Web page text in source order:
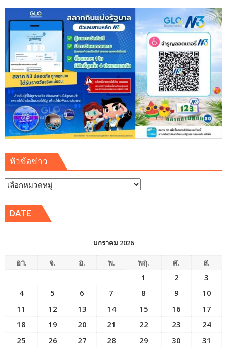
หัวข้อข่าว
หัวข้อ
DATE
มกราคม 2026
อา. จ. อ. พ. พฤ. ศ.
ส.
1
2
3
4
5 6 7 8 9
10
11
12 13 14 15 16
17
18
19 20 21 22 23
24
25
26 27 28 29 30 31